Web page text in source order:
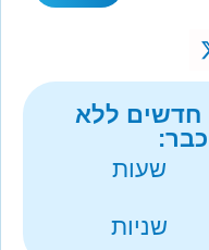
חדשים ללא
שעות
שניות